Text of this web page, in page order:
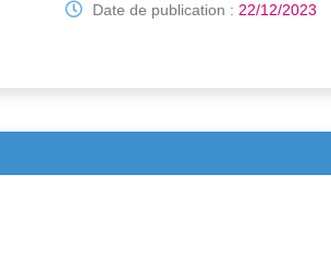
Date de publication :22/12/2023